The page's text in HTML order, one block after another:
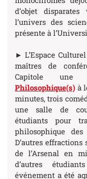
d’objet
l’univers des
présente à
► L’Espace
maîtres de
Capitole
Philosophique(s) à
minutes, trois
une salle de
étudiants pour
philosophique
D’autres
de l’Arsenal en
d’autres
événement a été